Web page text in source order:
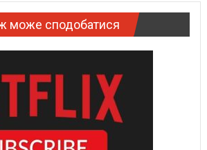
може сподобатися